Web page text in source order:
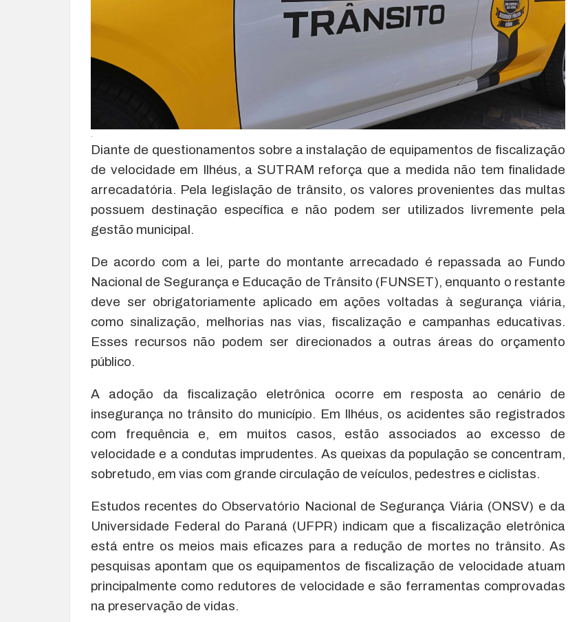
Diante de questionamentos sobre a instalação de equipamentos de fiscalização
de velocidade em Ilhéus, a SUTRAM reforça que a medida não tem finalidade
arrecadatória. Pela legislação de trânsito, os valores provenientes das multas
possuem destinação específica e não podem ser utilizados livremente pela
gestão municipal.
De acordo com a lei, parte do montante arrecadado é repassada ao Fundo
Nacional de Segurança e Educação de Trânsito (FUNSET), enquanto o restante
deve ser obrigatoriamente aplicado em ações voltadas à segurança viária,
como sinalização, melhorias nas vias, fiscalização e campanhas educativas.
Esses recursos não podem ser direcionados a outras áreas do orçamento
público.
A adoção da fiscalização eletrônica ocorre em resposta ao cenário de
insegurança no trânsito do município. Em Ilhéus, os acidentes são registrados
com frequência e, em muitos casos, estão associados ao excesso de
velocidade e a condutas imprudentes. As queixas da população se concentram,
sobretudo, em vias com grande circulação de veículos, pedestres e ciclistas.
Estudos recentes do Observatório Nacional de Segurança Viária (ONSV) e da
Universidade Federal do Paraná (UFPR) indicam que a fiscalização eletrônica
está entre os meios mais eficazes para a redução de mortes no trânsito. As
pesquisas apontam que os equipamentos de fiscalização de velocidade atuam
principalmente como redutores de velocidade e são ferramentas comprovadas
na preservação de vidas.